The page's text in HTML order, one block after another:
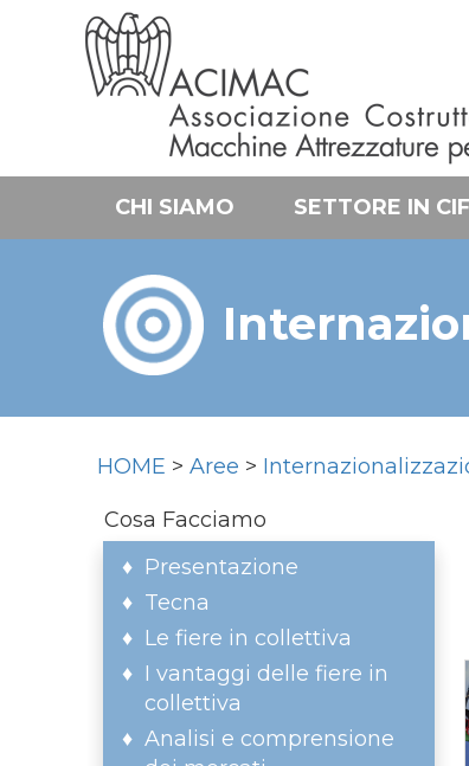
CHI SIAMO SETTORE IN
HOME > Aree >
Cosa Facciamo
Presentazione
Tecna
Le fiere in collettiva
I vantaggi delle fiere in
collettiva
Analisi e comprensione